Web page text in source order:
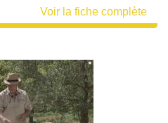
Voir la fiche complète